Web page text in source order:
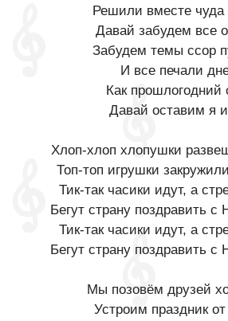
Решили вместе чуда
Давай забудем все
Забудем темы ссор
И все печали
Как прошлогодний
Давай оставим я
Хлоп-хлоп хлопушки
Топ-топ игрушки
Тик-так часики идут, а
Бегут страну поздравить
Тик-так часики идут, а
Бегут страну поздравить
Мы позовём друзей
Устроим праздник